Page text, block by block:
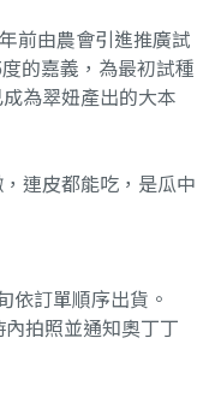
前由農會引進推廣試
的嘉義，為最初試種
為翠妞產出的大本
連皮都能吃，是瓜中
訂單順序出貨。
拍照並通知奧丁丁